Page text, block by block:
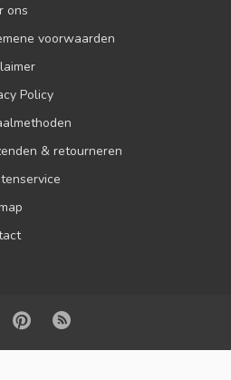
ons
voorwaarden
Policy
& retourneren